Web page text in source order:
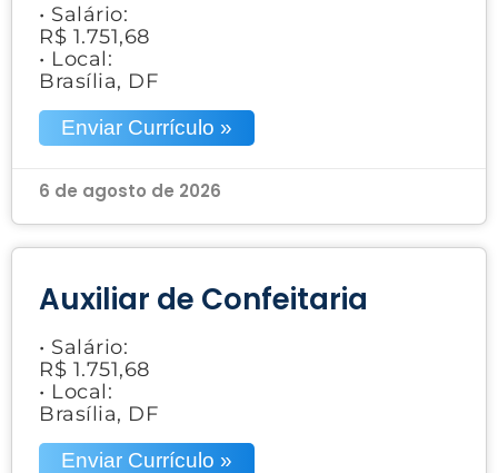
• Salário:
R$ 1.751,68
• Local:
Brasília, DF
Enviar Currículo »
6 de agosto de 2026
Auxiliar de Confeitaria
• Salário:
R$ 1.751,68
• Local:
Brasília, DF
Enviar Currículo »